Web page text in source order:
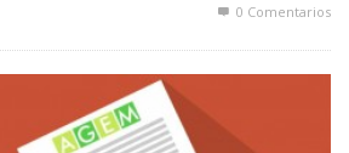
0 Comentarios